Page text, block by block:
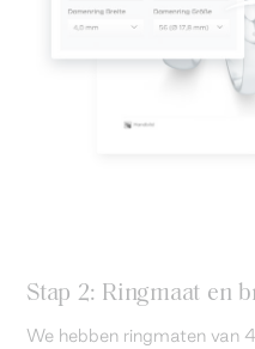
Stap 2: Ringmaat en
We hebben ringmaten van